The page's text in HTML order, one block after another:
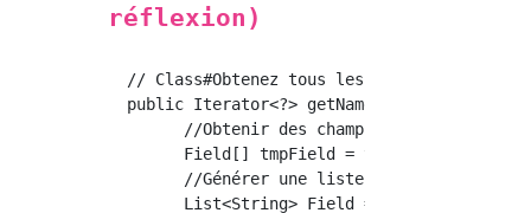
réflexion)
// Class#Obtenez tous les champs à l'aide
  public Iterator<?> getNames2(){
//Obtenir des champs pour tous les
//Générer une liste à renvoyer avec